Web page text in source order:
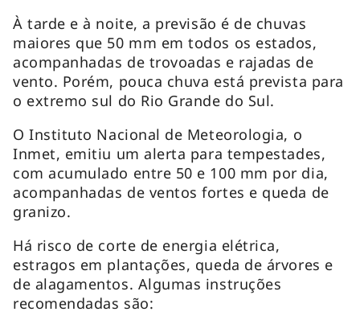
À tarde e à noite, a previsão é de chuvas
maiores que 50 mm em todos os estados,
acompanhadas de trovoadas e rajadas de
vento. Porém, pouca chuva está prevista para
o extremo sul do Rio Grande do Sul.
O Instituto Nacional de Meteorologia, o
Inmet, emitiu um alerta para tempestades,
com acumulado entre 50 e 100 mm por dia,
acompanhadas de ventos fortes e queda de
granizo.
Há risco de corte de energia elétrica,
estragos em plantações, queda de árvores e
de alagamentos. Algumas instruções
recomendadas são: